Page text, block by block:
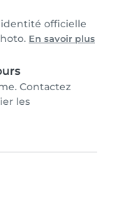
officielle
En savoir plus
Contactez
les